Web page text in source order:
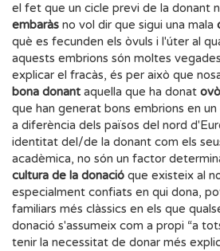
el fet que un cicle previ de la donant
embaràs no vol dir que sigui una mala
què es fecunden els òvuls i l'úter al
aquests embrions són moltes
explicar el fracàs, és per això que
bona donant aquella que ha donat
que han generat bons embrions en
a diferència dels països del nord
identitat del/de la donant com els
acadèmica, no són un factor
cultura de la donació que existeix al
especialment confiats en qui dona,
familiars més clàssics en els que
donació s'assumeix com a propi “a
tenir la necessitat de donar més